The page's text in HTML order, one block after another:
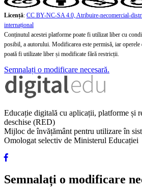
Licență: CC BY-NC-SA 4.0, Atribuire-necomercial-
internațional
Conținutul acestei platforme poate fi utilizat liber cu
posibil, a autorului. Modificarea este permisă, iar
poată fi utilizate liber și modificate fără restricții.
Semnalați o modificare necesară.
Educație digitală cu aplicații, platforme și
deschise (RED)
Mijloc de învățământ pentru utilizare în
Omologat selectiv de Ministerul Educației
Semnalați o modificare